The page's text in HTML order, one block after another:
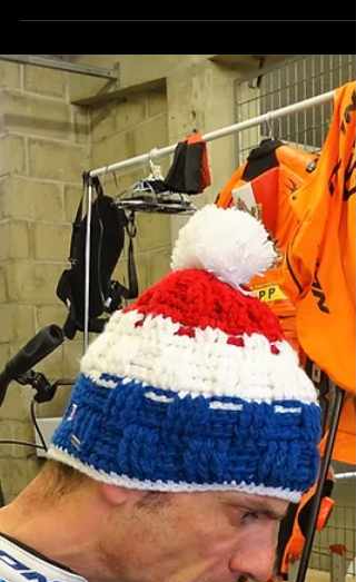
mc19meymac
23 juil. 2019
1 min de lecture
Le Moto Club Meymacois au pays
soleil levant !
En cette fin de mois de juillet 2019 le Moto Club
Meymacois fait parler de lui au pays du soleil
par l'intermédiaire de son Pilote...